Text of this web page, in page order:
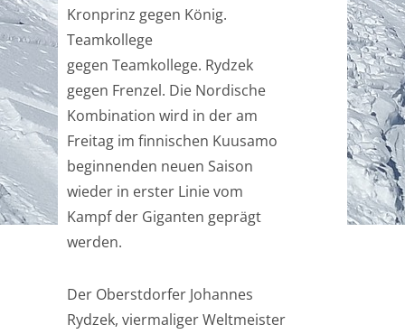
Kronprinz gegen König.
Teamkollege
gegen Teamkollege. Rydzek
gegen Frenzel. Die Nordische
Kombination wird in der am
Freitag im finnischen Kuusamo
beginnenden neuen Saison
wieder in erster Linie vom
Kampf der Giganten geprägt
werden.
Der Oberstdorfer Johannes
Rydzek, viermaliger Weltmeister